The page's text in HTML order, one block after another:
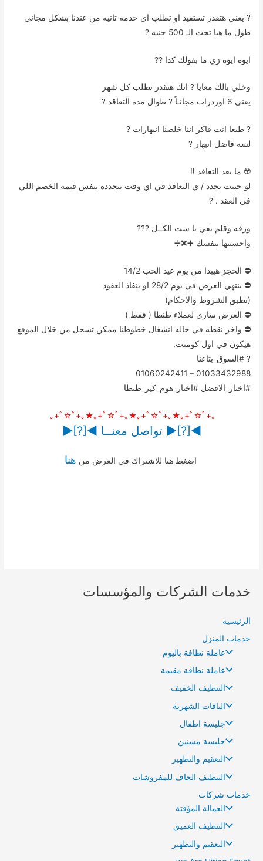
? يعني هتقدر تستفيد او تطلب اي خدمه تانيه من عندنا بشكل مجاني
طول ما هيا تحت الـ 500 جنيه ?
ايوه ايوه زي ما بقولك كدا ??
وخلي بالك معايا ? انك هتقدر تطلب كل شهر
يعني 6 اوردرات مجانـاً ? طوال مده التعاقد ?
? طبعا انت فاكر اننا خلصنا انبهارات ?
لسه فاضل انبهار ?
☢️ ما بعد التعاقد ‼️
لو حبيت تجدد / ي التعاقد في اي وقت بتجدده بنفس قيمه الخصم اللي
في العقد . ?
ورقه وقلم بقي يا ست الكــل ???
واحسبيها بنفسك ➕❌➗
⛔ الحجز هيبدا من يوم عيد الحب 14/2
⛔ ينتهي العرض في يوم 28/2 او بنفاذ العقود
(تطبق الشروط والاحكام)
⛔ العرض ساري لعملاء طنطا ( فقط )
⛔ واخر نقطه في حاله انشغال خطوطنا ممكن تسجل من خلال الموقع
هيكون في اول كومنت.
? #السوق_بتاعنا
01033432988 – 01060242411
#اختار_الافضل #اختار_هوم_كير_طنطا
｡+ﾟ☆ﾟ+｡★｡+ﾟ☆ﾟ+｡★｡+ﾟ☆ﾟ+｡★｡+ﾟ☆ﾟ+｡
◄[?]► تواصل معنــا ◄[?]►
اضغط هنا للاشتراك فى العرض منهنا
عاملة نظافة مقيمة
الباقات الشهرية
جليسة اطفال
جليسة مسنين
التعقيم والتطهير
التنظيف الجاف للمفروشات
خدمات شركات
العمالة المؤقتة
التنظيف العميق
التعقيم والتطهير
we Are Hiring Egypt
من نحن
تواصل معنا
سياسه الخصوصيه
الارشيف